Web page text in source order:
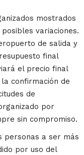
mostrados
variaciones.
de salida y
final
el precio final
confirmación de
de
por
sin compromiso.
personas a ser más
por uso del